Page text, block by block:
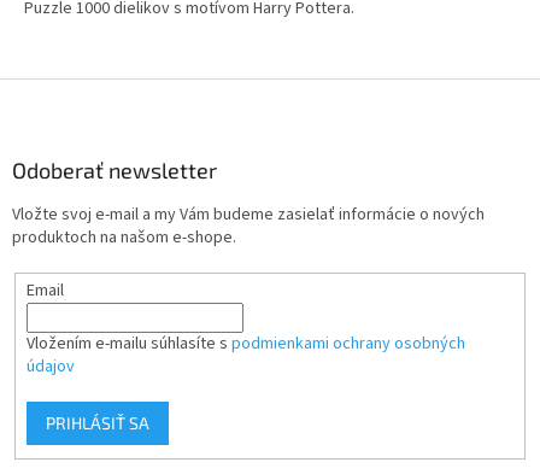
Puzzle 1000 dielikov s motívom Harry Pottera.
Odoberať newsletter
Vložte svoj e-mail a my Vám budeme zasielať informácie o nových
produktoch na našom e-shope.
Email
Vložením e-mailu súhlasíte s podmienkami ochrany osobných
údajov
PRIHLÁSIŤ SA